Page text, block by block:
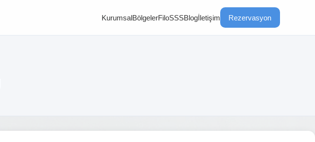
KurumsalBölgelerFiloSSSBlogİletişim Rezervasyon